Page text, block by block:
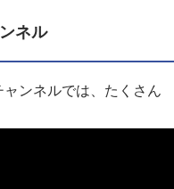
ネル
ンネルでは、たくさん